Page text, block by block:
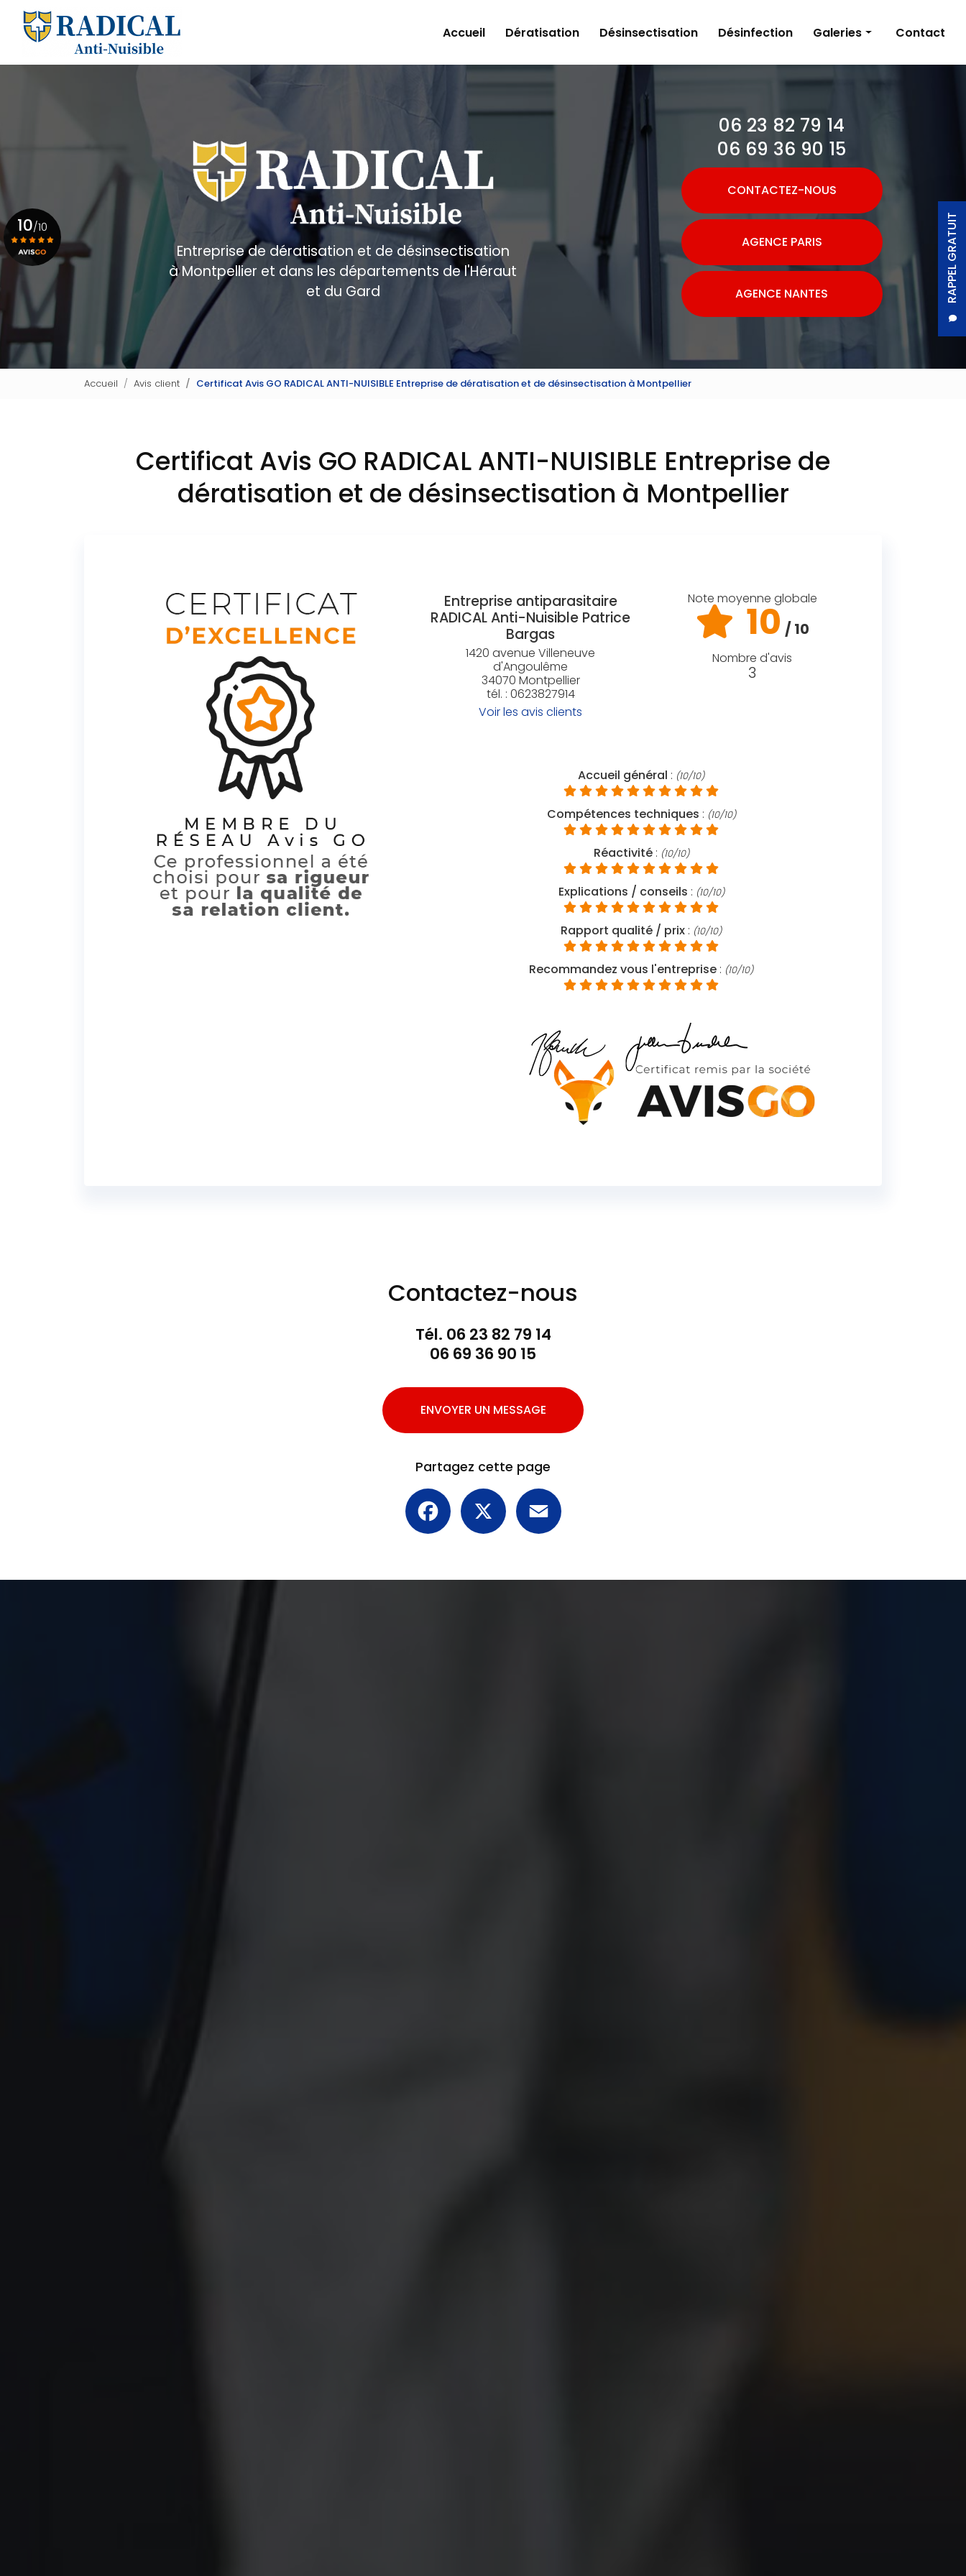
contenu
RAPPEL GRATUIT
Accueil Dératisation Désinsectisation Désinfection Galeries
Dératisation
Désinfection
Contact
Entreprise de dératisation et de désinsectisation
à Montpellier et dans les départements de l'Héraut
et du Gard
06 23 82 79 14
06 69 36 90 15
CONTACTEZ-NOUS
AGENCE PARIS
AGENCE NANTES
10/10
Voir le certificat
Accueil Avis client Certificat Avis GO RADICAL ANTI-NUISIBLE Entreprise de dératisation et de désinsectisation à Montpellier
Certificat Avis GO RADICAL ANTI-NUISIBLE Entreprise de
dératisation et de désinsectisation à Montpellier
Entreprise antiparasitaire
RADICAL Anti-Nuisible Patrice
Bargas
1420 avenue Villeneuve
d'Angoulême
34070 Montpellier
tél. : 0623827914
Voir les avis clients
Note moyenne globale
10 / 10
Nombre d'avis
3
Accueil général : (10/10)
Compétences techniques : (10/10)
Réactivité: (10/10)
Explications / conseils : (10/10)
Rapport qualité / prix : (10/10)
Recommandez vous l'entreprise : (10/10)
Contactez-nous
Tél. 06 23 82 79 14
06 69 36 90 15
ENVOYER UN MESSAGE
Partagez cette page
Facebook